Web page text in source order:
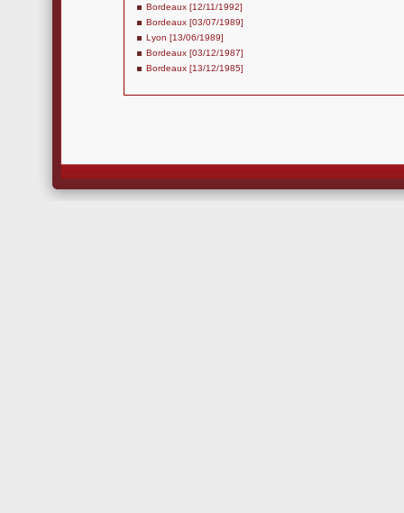
Bordeaux [12/11/1992]
Bordeaux [03/07/1989]
Lyon [13/06/1989]
Bordeaux [03/12/1987]
Bordeaux [13/12/1985]